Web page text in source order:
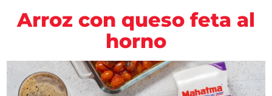
Arroz con queso feta al
horno